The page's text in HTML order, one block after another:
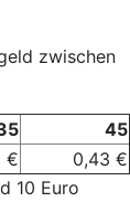
zwischen
45
€
0,43 €
10 Euro